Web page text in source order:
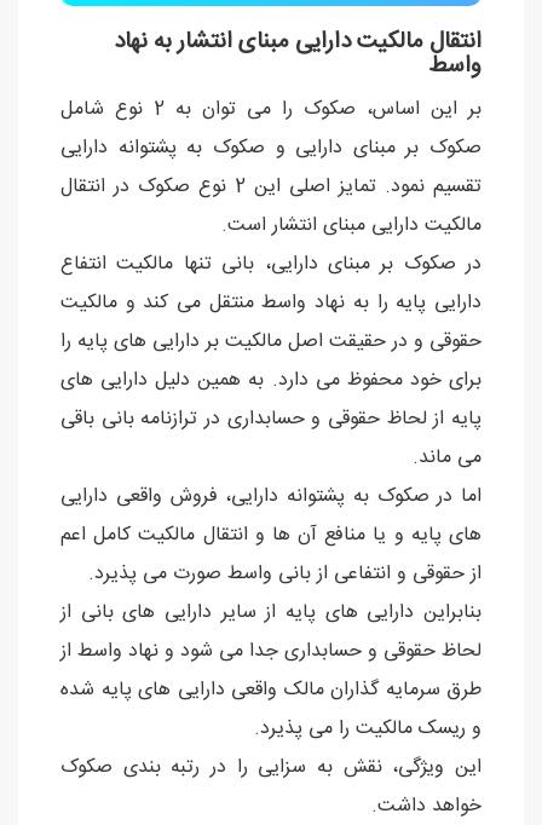
انتقال مالکیت دارایی مبنای انتشار به نهاد
واسط
بر این اساس، صکوک را می توان به 2 نوع شامل
صکوک بر مبنای دارایی و صکوک به پشتوانه دارایی
تقسیم نمود. تمایز اصلی این 2 نوع صکوک در انتقال
مالکیت دارایی مبنای انتشار است.
در صکوک بر مبنای دارایی، بانی تنها مالکیت انتفاع
دارایی پایه را به نهاد واسط منتقل می کند و مالکیت
حقوقی و در حقیقت اصل مالکیت بر دارایی های پایه را
برای خود محفوظ می دارد. به همین دلیل دارایی های
پایه از لحاظ حقوقی و حسابداری در ترازنامه بانی باقی
می ماند.
اما در صکوک به پشتوانه دارایی، فروش واقعی دارایی
های پایه و یا منافع آن ها و انتقال مالکیت کامل اعم
از حقوقی و انتفاعی از بانی واسط صورت می پذیرد.
بنابراین دارایی های پایه از سایر دارایی های بانی از
لحاظ حقوقی و حسابداری جدا می شود و نهاد واسط از
طرق سرمایه گذاران مالک واقعی دارایی های پایه شده
و ریسک مالکیت را می پذیرد.
این ویژگی، نقش به سزایی را در رتبه بندی صکوک
خواهد داشت.